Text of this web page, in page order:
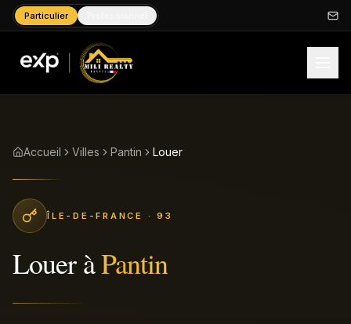
Particulier
Accueil Villes Pantin Louer
ÎLE-DE-FRANCE · 93
LoueràPantin